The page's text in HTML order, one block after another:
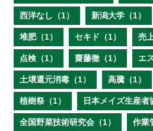
西洋なし（1） 新潟大学（1）
堆肥（1） セキド（1） 売
点検（1） 齋藤徹（1） エ
土壌還元消毒（1） 高騰（1）
植樹祭（1） 日本メイズ生産者
全国野菜技術研究会（1） 作業